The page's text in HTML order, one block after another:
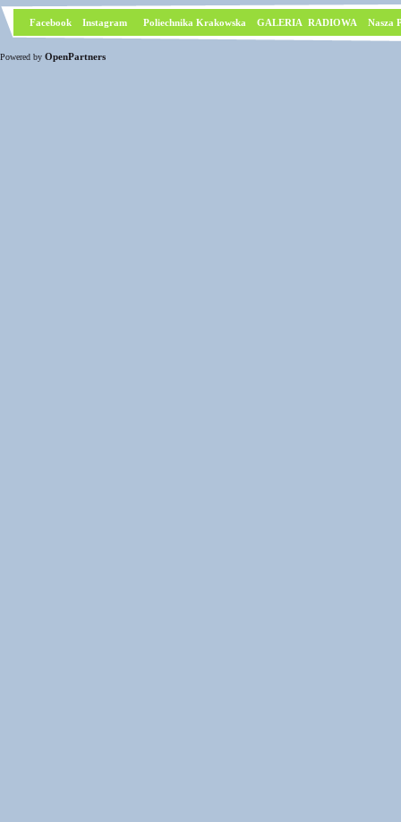
Facebook Instagram Poliechnika Krakowska GALERIA RADIOWA Nasza
Powered by OpenPartners